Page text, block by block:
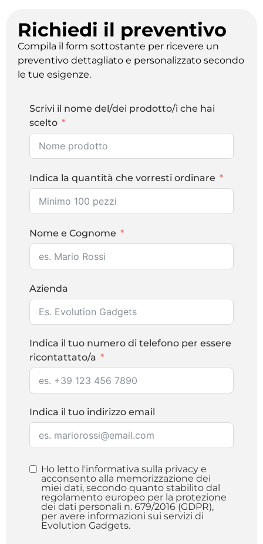
Richiedi il preventivo
Compila il form sottostante per ricevere un
preventivo dettagliato e personalizzato secondo
le tue esigenze.
Scrivi il nome del/dei prodotto/i che hai
scelto
Indica la quantità che vorresti ordinare
Nome e Cognome
Azienda
Indica il tuo numero di telefono per essere
ricontattato/a
Indica il tuo indirizzo email
Ho letto l'informativa sulla privacy e
acconsento alla memorizzazione dei
miei dati, secondo quanto stabilito dal
regolamento europeo per la protezione
dei dati personali n. 679/2016 (GDPR),
per avere informazioni sui servizi di
Evolution Gadgets.